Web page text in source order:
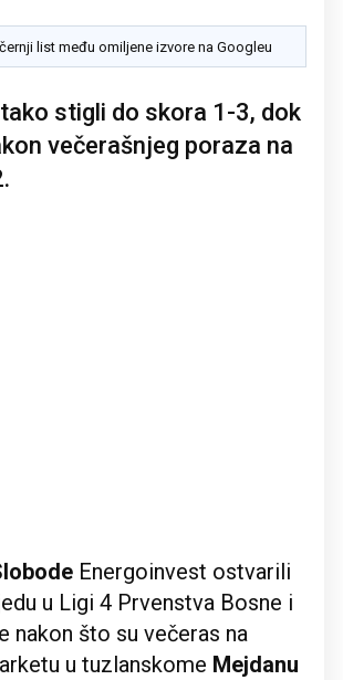
list među omiljene izvore na Googleu
stigli do skora 1-3, dok
večerašnjeg poraza na
Energoinvest ostvarili
u Ligi 4 Prvenstva Bosne i
nakon što su večeras na
u tuzlanskome Mejdanu